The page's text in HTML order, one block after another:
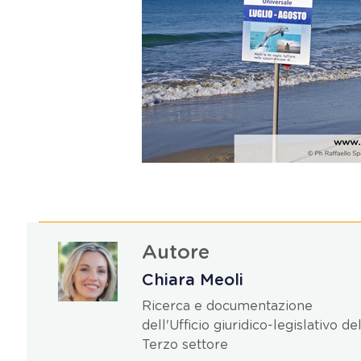
Autore
Chiara Meoli
Ricerca e documentazione
dell'Ufficio giuridico-legislativo del
Terzo settore